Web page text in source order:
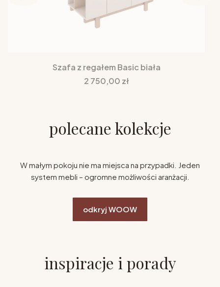
Szafa z regałem Basic biała
Cena
2 750,00 zł
polecane kolekcje
W małym pokoju nie ma miejsca na przypadki. Jeden
system mebli – ogromne możliwości aranżacji.
odkryj WOOW
inspiracje i porady